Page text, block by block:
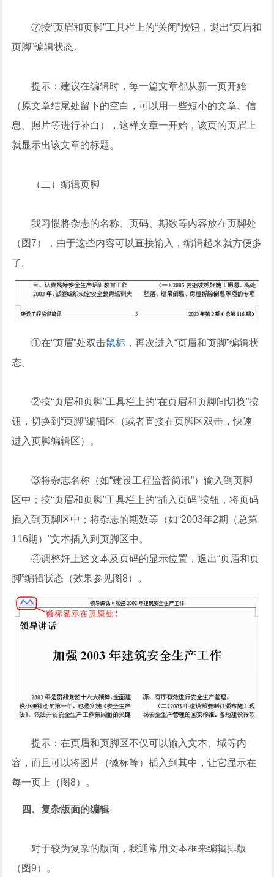
⑦按“页眉和页脚”工具栏上的“关闭”按钮，退出“页眉和
页脚”编辑状态。
提示：建议在编辑时，每一篇文章都从新一页开始
（原文章结尾处留下的空白，可以用一些短小的文章、信
息、照片等进行补白），这样文章一开始，该页的页眉上
就显示出该文章的标题。
（二）编辑页脚
我习惯将杂志的名称、页码、期数等内容放在页脚处
（图7），由于这些内容可以直接输入，编辑起来就方便多
了。
①在“页眉”处双击鼠标 ，再次进入“页眉和页脚”编辑状
态。
②按“页眉和页脚”工具栏上的“在页眉和页脚间切换”按
钮，切换到“页脚”编辑区（或者直接在页脚区双击，快速
进入页脚编辑区）。
③将杂志名称（如“建设工程监督简讯”）输入到页脚
区中；按“页眉和页脚”工具栏上的“插入页码”按钮，将页码
插入到页脚区中；将杂志的期数等（如“2003年2期（总第
116期）”文本插入到页脚区中。
④调整好上述文本及页码的显示位置，退出“页眉和页
脚”编辑状态（效果参见图8）。
提示：在页眉和页脚区不仅可以输入文本、域等内
容，而且可以将图片（徽标等）插入到其中，让它显示在
每一页上（图8）。
四、复杂版面的编辑
对于较为复杂的版面，我通常用文本框来编辑排版
（图9）。